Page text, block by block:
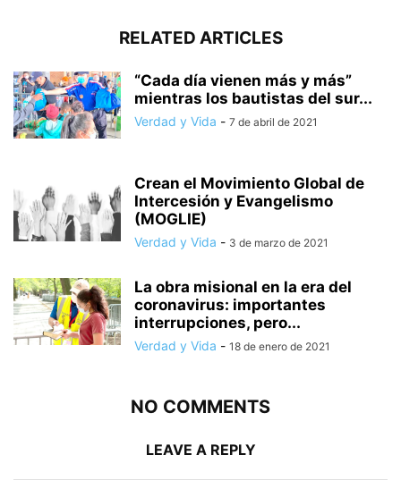
RELATED ARTICLES
“Cada día vienen más y más”
mientras los bautistas del sur...
Verdad y Vida - 7 de abril de 2021
Crean el Movimiento Global de
Intercesión y Evangelismo
(MOGLIE)
Verdad y Vida - 3 de marzo de 2021
La obra misional en la era del
coronavirus: importantes
interrupciones, pero...
Verdad y Vida - 18 de enero de 2021
NO COMMENTS
LEAVE A REPLY